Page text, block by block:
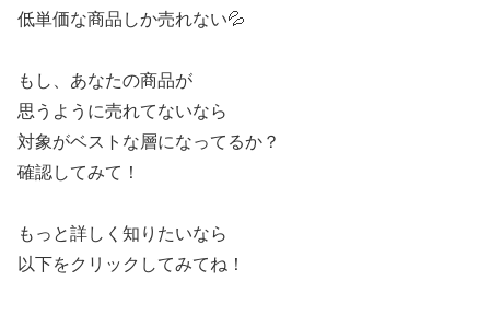
低単価な商品しか売れない💦
もし、あなたの商品が
思うように売れてないなら
対象がベストな層になってるか？
確認してみて！
もっと詳しく知りたいなら
以下をクリックしてみてね！